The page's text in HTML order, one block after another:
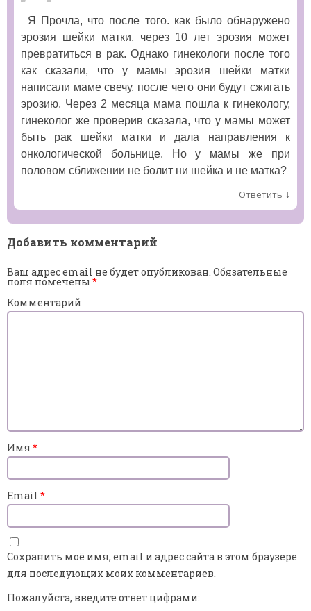
Я Прочла, что после того. как было обнаружено
эрозия шейки матки, через 10 лет эрозия может
превратиться в рак. Однако гинекологи после того
как сказали, что у мамы эрозия шейки матки
написали маме свечу, после чего они будут сжигать
эрозию. Через 2 месяца мама пошла к гинекологу,
гинеколог же проверив сказала, что у мамы может
быть рак шейки матки и дала направления к
онкологической больнице. Но у мамы же при
половом сближении не болит ни шейка и не матка?
Ответить ↓
Добавить комментарий
Ваш адрес email не будет опубликован. Обязательные
поля помечены *
Комментарий
Имя *
Email *
Сохранить моё имя, email и адрес сайта в этом браузере
для последующих моих комментариев.
Пожалуйста, введите ответ цифрами: